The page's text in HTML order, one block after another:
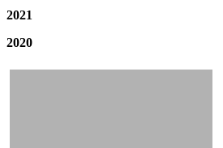
2021
2020